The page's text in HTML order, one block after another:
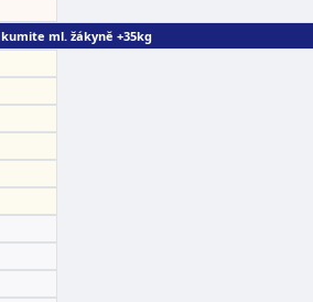
kumite ml. žákyně +35kg